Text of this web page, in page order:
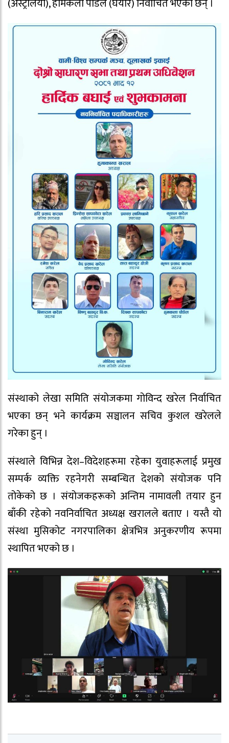
संस्थाको लेखा समिति संयोजकमा गोविन्द खरेल निर्वाचित
भएका छन् भने कार्यक्रम सञ्चालन सचिव कुशल खरेलले
गरेका हुन् ।
संस्थाले विभिन्न देश–विदेशहरूमा रहेका युवाहरूलाई प्रमुख
सम्पर्क व्यक्ति रहनेगरी सम्बन्धित देशको संयोजक पनि
तोकेको छ । संयोजकहरूको अन्तिम नामावली तयार हुन
बाँकी रहेको नवनिर्वाचित अध्यक्ष खरालले बताए । यस्तै यो
संस्था मुसिकोट नगरपालिका क्षेत्रभित्र अनुकरणीय रूपमा
स्थापित भएको छ ।